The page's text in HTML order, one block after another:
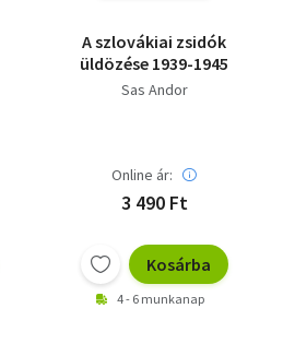
A szlovákiai zsidók
üldözése 1939-1945
Sas Andor
Online ár:
3 490 Ft
Kosárba
4 - 6 munkanap